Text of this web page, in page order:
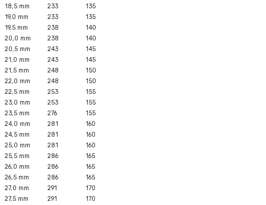
18,5 mm
233
135
19,0 mm
233
135
19,5 mm
238
140
20,0 mm
238
140
20,5 mm
243
145
21,0 mm
243
145
21,5 mm
248
150
22,0 mm
248
150
22,5 mm
253
155
23,0 mm
253
155
23,5 mm
276
155
24,0 mm
281
160
24,5 mm
281
160
25,0 mm
281
160
25,5 mm
286
165
26,0 mm
286
165
26,5 mm
286
165
27,0 mm
291
170
27,5 mm
291
170